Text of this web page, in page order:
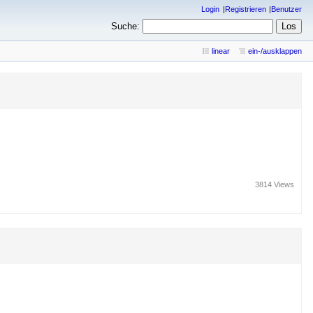
Login Registrieren Benutzer
Suche:
linear ein-/ausklappen
3814 Views